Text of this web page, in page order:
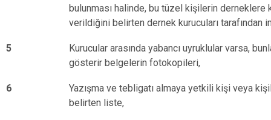
bulunması halinde, bu tüzel kişilerin derneklere
verildiğini belirten dernek kurucuları tarafından
5
Kurucular arasında yabancı uyruklular varsa,
gösterir belgelerin fotokopileri,
6
Yazışma ve tebligatı almaya yetkili kişi veya
belirten liste,